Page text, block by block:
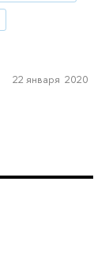
22 января 2020